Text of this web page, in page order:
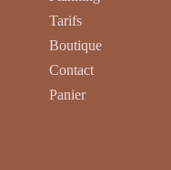
Tarifs
Boutique
Contact
Panier